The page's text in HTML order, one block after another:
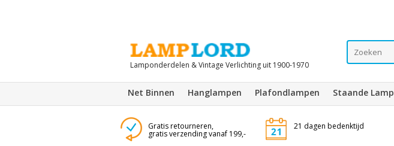
Lamponderdelen & Vintage Verlichting uit 1900-1970
Net Binnen Hanglampen Plafondlampen Staande Lamp
Gratis retourneren,
gratis verzending vanaf 199,-
21 dagen bedenktijd